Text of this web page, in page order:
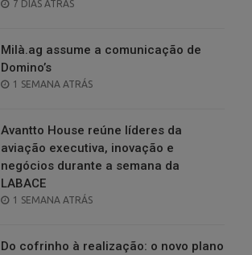
POSTED
7 DIAS ATRÁS
Milà.ag assume a comunicação de
Domino’s
POSTED
1 SEMANA ATRÁS
Avantto House reúne líderes da
aviação executiva, inovação e
negócios durante a semana da
LABACE
POSTED
1 SEMANA ATRÁS
Do cofrinho à realização: o novo plano